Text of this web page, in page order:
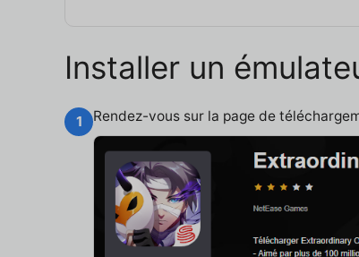
Installer un
1 Rendez-vous sur la page de